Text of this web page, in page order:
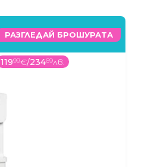
РАЗГЛЕДАЙ БРОШУРАТА
11999€/23469лв.